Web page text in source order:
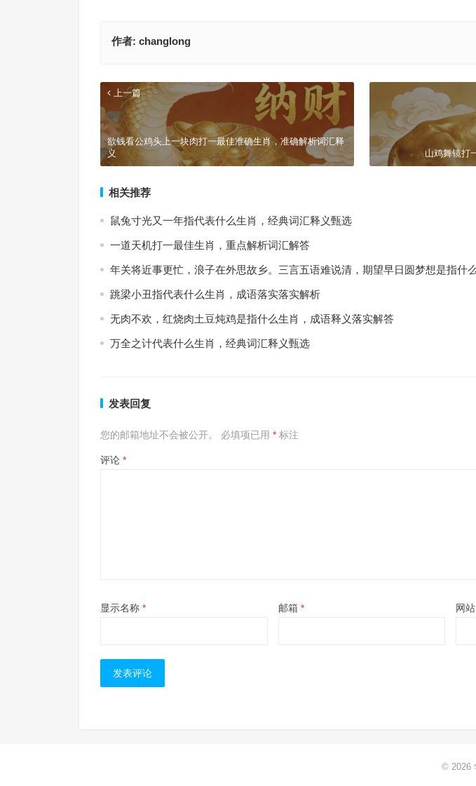
作者: changlong
上一篇
欲钱看公鸡头上一块肉打一最佳准确生肖，准确解析词汇释
义
山鸡舞镜打
相关推荐
鼠兔寸光又一年指代表什么生肖，经典词汇释义甄选
一道天机打一最佳生肖，重点解析词汇解答
年关将近事更忙，浪子在外思故乡。三言五语难说清，期望早日圆梦想是指什
跳梁小丑指代表什么生肖，成语落实落实解析
无肉不欢，红烧肉土豆炖鸡是指什么生肖，成语释义落实解答
万全之计代表什么生肖，经典词汇释义甄选
发表回复
您的邮箱地址不会被公开。 必填项已用 * 标注
评论 *
显示名称 * 邮箱 * 网站
© 2026